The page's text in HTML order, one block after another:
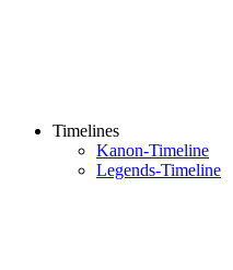
Timelines
Kanon-Timeline
Legends-Timeline